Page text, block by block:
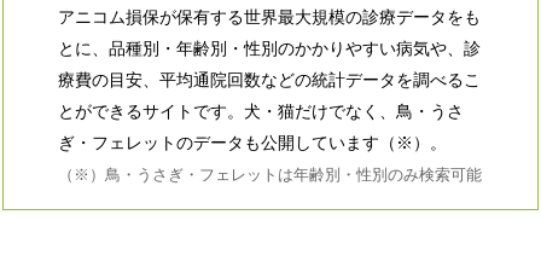
アニコム損保が保有する世界最大規模の診療データをも
とに、品種別・年齢別・性別のかかりやすい病気や、診
療費の目安、平均通院回数などの統計データを調べるこ
とができるサイトです。犬・猫だけでなく、鳥・うさ
ぎ・フェレットのデータも公開しています（※）。
（※）鳥・うさぎ・フェレットは年齢別・性別のみ検索可能